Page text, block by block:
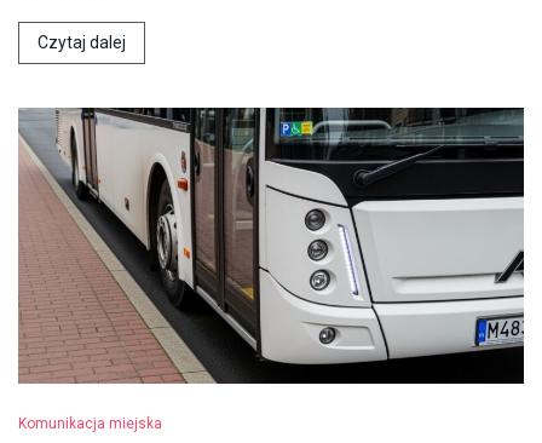
Czytaj dalej
Komunikacja miejska